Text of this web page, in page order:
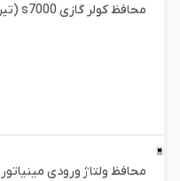
محافظ کولر گازی s7000 (تیراژه)
محافظ ولتاژ ورودی مینیاتوری 30 آمپری دیجیتال (